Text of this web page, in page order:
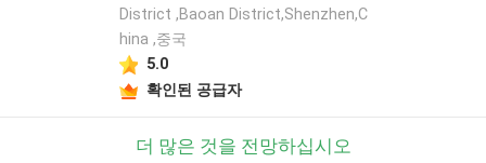
District ,Baoan District,Shenzhen,C
hina ,중국
5.0
확인된 공급자
더 많은 것을 전망하십시오